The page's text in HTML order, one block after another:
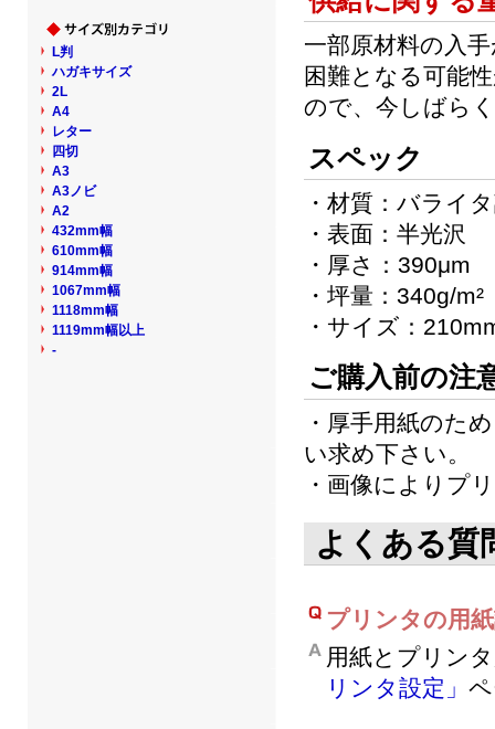
一部原材料の入
困難となる可能
ので、今しばら
スペック
・材質：バライ
・表面：半光沢
・厚さ：390μm
・坪量：340g/m²
・サイズ：
ご購入前の注
・厚手用紙のた
い求め下さい。
・画像によりプ
よくある質
プリンタの用
用紙とプリン
リンタ設定」
L判
ハガキサイズ
2L
A4
レター
四切
A3
A3ノビ
A2
432mm幅
610mm幅
914mm幅
1067mm幅
1118mm幅
1119mm幅以上
-